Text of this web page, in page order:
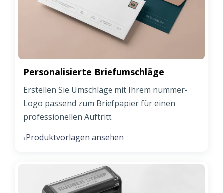
Personalisierte Briefumschläge
Erstellen Sie Umschläge mit Ihrem nummer-
Logo passend zum Briefpapier für einen
professionellen Auftritt.
›Produktvorlagen ansehen